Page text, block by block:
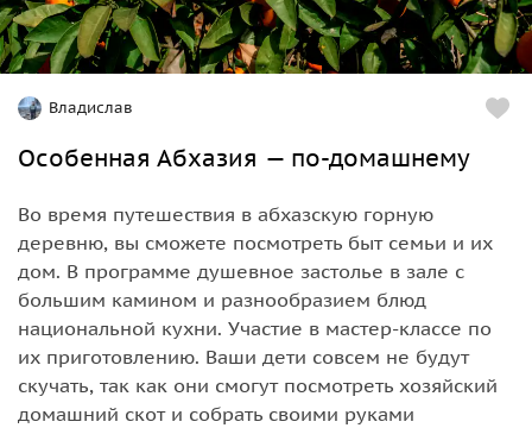
Владислав
Особенная Абхазия — по-домашнему
Во время путешествия в абхазскую горную
деревню, вы сможете посмотреть быт семьи и их
дом. В программе душевное застолье в зале с
большим камином и разнообразием блюд
национальной кухни. Участие в мастер-классе по
их приготовлению. Ваши дети совсем не будут
скучать, так как они смогут посмотреть хозяйский
домашний скот и собрать своими руками